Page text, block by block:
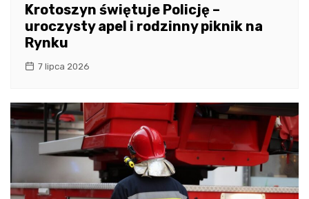
Krotoszyn świętuje Policję –
uroczysty apel i rodzinny piknik na
Rynku
7 lipca 2026